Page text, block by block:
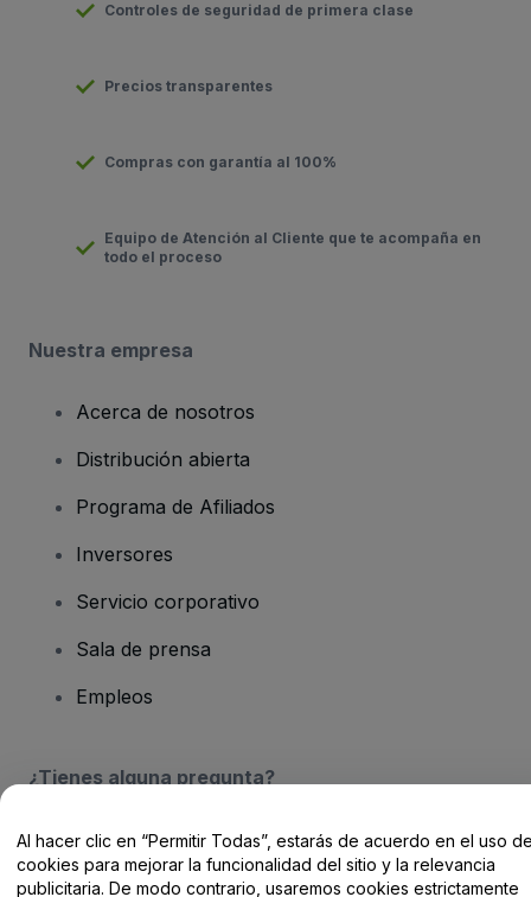
Controles de seguridad de primera clase
Precios transparentes
Compras con garantía al 100%
Equipo de Atención al Cliente que te acompaña en
todo el proceso
Nuestra empresa
Acerca de nosotros
Distribución abierta
Programa de Afiliados
Inversores
Servicio corporativo
Sala de prensa
Empleos
¿Tienes alguna pregunta?
Centro de Ayuda / Contacto
Al hacer clic en “Permitir Todas”, estarás de acuerdo en el uso
cookies para mejorar la funcionalidad del sitio y la relevancia
publicitaria. De modo contrario, usaremos cookies estrictamente